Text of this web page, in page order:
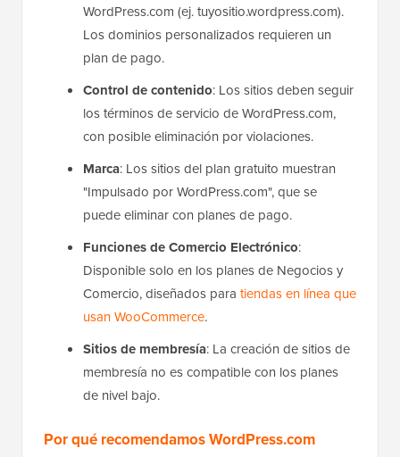
WordPress.com (ej. tuyositio.wordpress.com).
Los dominios personalizados requieren un
plan de pago.
Control de contenido: Los sitios deben seguir
los términos de servicio de WordPress.com,
con posible eliminación por violaciones.
Marca: Los sitios del plan gratuito muestran
"Impulsado por WordPress.com", que se
puede eliminar con planes de pago.
Funciones de Comercio Electrónico:
Disponible solo en los planes de Negocios y
Comercio, diseñados para tiendas en línea que
usan WooCommerce.
Sitios de membresía: La creación de sitios de
membresía no es compatible con los planes
de nivel bajo.
Por qué recomendamos WordPress.com